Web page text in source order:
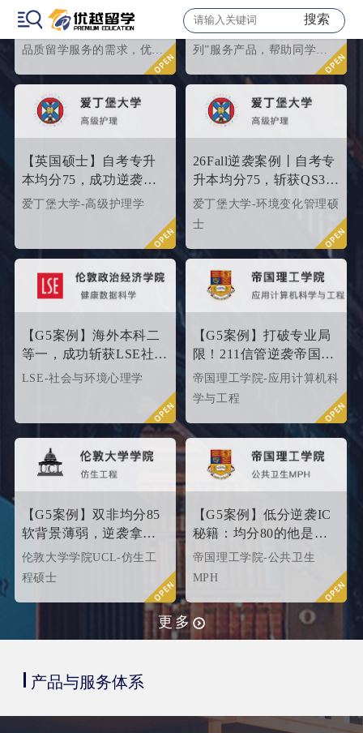
搜索
文书共创，助力冲刺世
界名校硕士offer！
为了满足中国留学生对于高
品质留学服务的需求，优越
留学推出了更适合世界名校
服务产品。该留学服务产品
以外籍文书高端定制为核
心，覆盖英、美、港、澳、
新等留学多地域，包含本科/
在帮助更多学生拿下理想院
门，从外籍文书高端定制开
始！
软实力如何升级？为
2026/2027fall冲刺度身定
制！
优越留学强势推出“至远系
列”服务产品，帮助同学们
【英国硕士】自考专升
本均分75，成功逆袭
QS34爱丁堡高级护理硕
爱丁堡大学-高级护理学
26Fall逆袭案例丨自考专
升本均分75，斩获QS35
爱丁堡高级护理硕士！
爱丁堡大学-环境变化管理硕
士
【G5案例】海外本科二
等一，成功斩获LSE社会
与环境心理学硕士
LSE-社会与环境心理学
【G5案例】打破专业局
限！211信管逆袭帝国理
工G5硬核计算机专业
帝国理工学院-应用计算机科
学与工程
【G5案例】双非均分85
软背景薄弱，逆袭拿下
UCL伦敦大学学院
offer！
伦敦大学学院UCL-仿生工
程硕士
【G5案例】低分逆袭IC
秘籍：均分80的他是这
样打动招生官的
帝国理工学院-公共卫生
MPH
更多
产品与服务体系